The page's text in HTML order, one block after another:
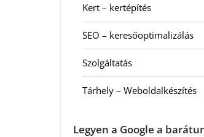
Kert – kertépítés
SEO – keresőoptimalizálás
Szolgáltatás
Tárhely – Weboldalkészítés
Legyen a Google a